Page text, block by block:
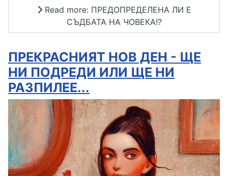
Read more: ПРЕДОПРЕДЕЛЕНА ЛИ Е
СЪДБАТА НА ЧОВЕКА!?
ПРЕКРАСНИЯТ НОВ ДЕН - ЩЕ
НИ ПОДРЕДИ ИЛИ ЩЕ НИ
РАЗПИЛЕЕ...